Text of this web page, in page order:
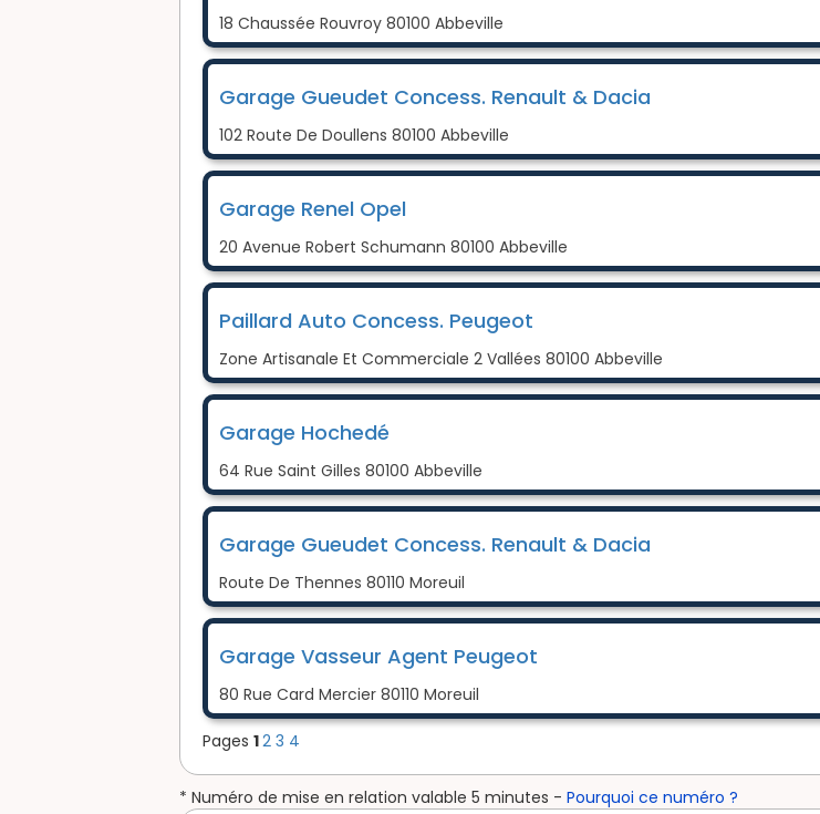
18 Chaussée Rouvroy 80100 Abbeville
Garage Gueudet Concess. Renault & Dacia
102 Route De Doullens 80100 Abbeville
Garage Renel Opel
20 Avenue Robert Schumann 80100 Abbeville
Paillard Auto Concess. Peugeot
Zone Artisanale Et Commerciale 2 Vallées 80100 Abbeville
Garage Hochedé
64 Rue Saint Gilles 80100 Abbeville
Garage Gueudet Concess. Renault & Dacia
Route De Thennes 80110 Moreuil
Garage Vasseur Agent Peugeot
80 Rue Card Mercier 80110 Moreuil
Pages 12 3 4
* Numéro de mise en relation valable 5 minutes - Pourquoi ce numéro ?